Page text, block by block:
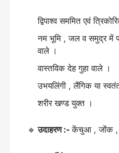
द्विपाश्व सममित एवं
नम भूमि , जल व समुद्र में
वाले ।
वास्तविक देह गुहा वाले ।
उभयलिंगी , लैंगिक या
शरीर खण्ड युक्त ।
🔹 उदाहरण :-केंचुआ , जोंक ,